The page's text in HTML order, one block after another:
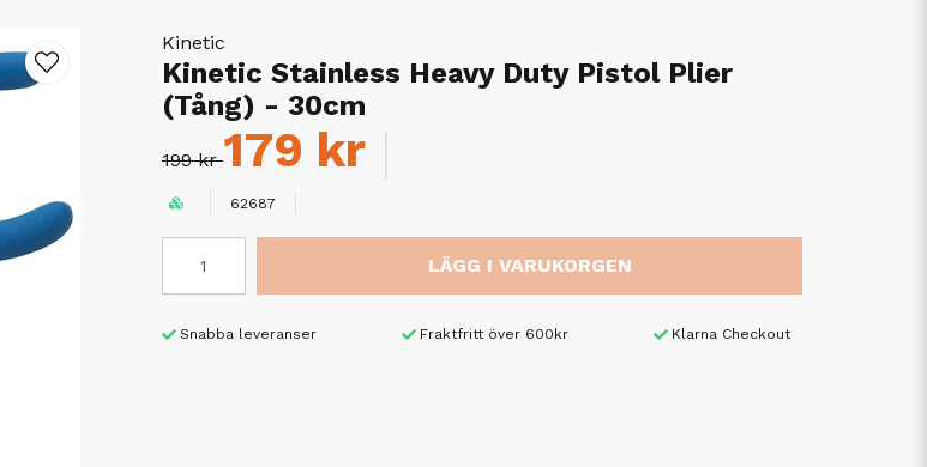
Kinetic
Kinetic Stainless Heavy Duty Pistol Plier
(Tång) - 30cm
199 kr179 kr
62687
LÄGG I VARUKORGEN
Snabba leveranser Fraktfritt över 600kr Klarna Checkout